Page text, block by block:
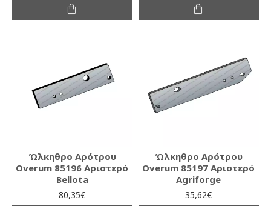
Ώλκηθρο Αρότρου
Overum 85196 Αριστερό
Bellota
80,35€
Ώλκηθρο Αρότρου
Overum 85197 Αριστερό
Agriforge
35,62€